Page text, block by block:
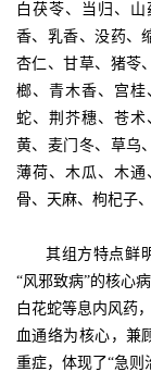
白茯苓、当归、
香、乳香、没药、
杏仁、甘草、猪苓
榔、青木香、宫
蛇、荆芥穗、苍
黄、麦门冬、草乌
薄荷、木瓜、木
骨、天麻、枸杞子
其组方特点鲜明
“风邪致病”的核心
白花蛇等息内风药
血通络为核心，兼
重症，体现了“急则